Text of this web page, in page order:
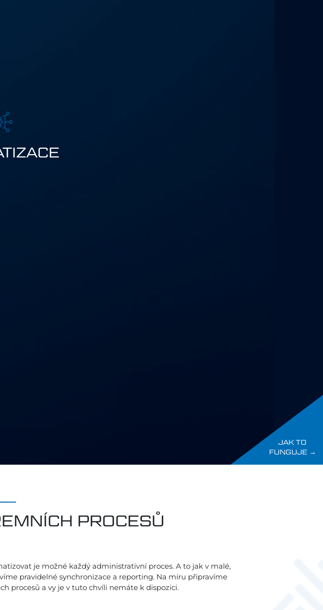
JAK TO
FUNGUJE →
PROCESŮ
je možné každý administrativní proces. A to jak v malé,
pravidelné synchronizace a reporting. Na míru připravíme
procesů a vy je v tuto chvíli nemáte k dispozici.